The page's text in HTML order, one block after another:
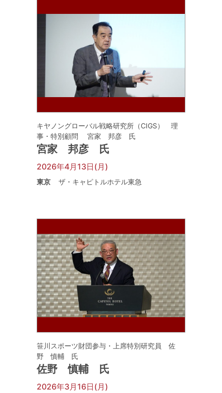
キヤノングローバル戦略研究所（CIGS） 理
事・特別顧問 宮家 邦彦 氏
宮家 邦彦 氏
2026年4月13日(月)
東京 ザ・キャピトルホテル東急
笹川スポーツ財団参与・上席特別研究員 佐
野 慎輔 氏
佐野 慎輔 氏
2026年3月16日(月)